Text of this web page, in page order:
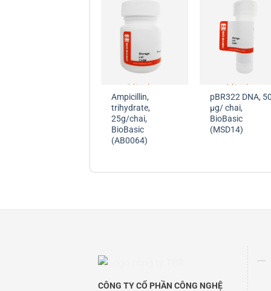
Ampicillin,
trihydrate,
25g/chai,
BioBasic
(AB0064)
pBR322 DNA, 50
µg/ chai,
BioBasic
(MSD14)
CÔNG TY CỔ PHẦN CÔNG NGHỆ